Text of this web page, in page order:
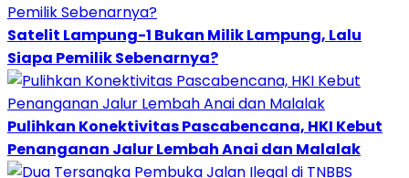
Satelit Lampung-1 Bukan Milik Lampung, Lalu
Siapa Pemilik Sebenarnya?
Pulihkan Konektivitas Pascabencana, HKI Kebut
Penanganan Jalur Lembah Anai dan Malalak